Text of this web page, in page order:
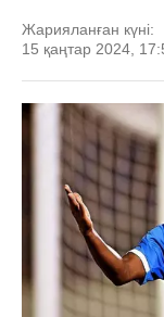
Жарияланған күні:
15 қаңтар 2024,